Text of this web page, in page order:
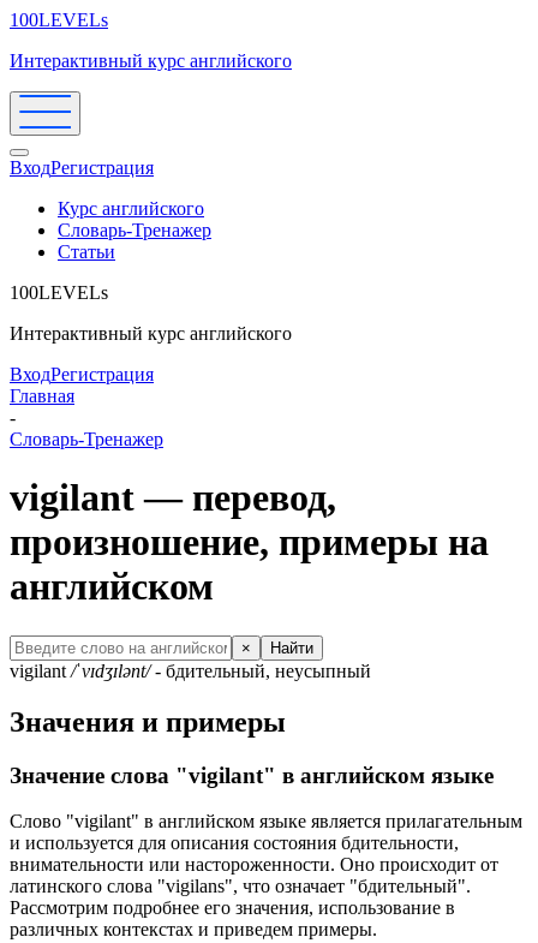
100LEVELs
Интерактивный курс английского
ВходРегистрация
Курс английского
Словарь-Тренажер
Статьи
100LEVELs
Интерактивный курс английского
ВходРегистрация
Главная
-
Словарь-Тренажер
vigilant — перевод,
произношение, примеры на
английском
× Найти
vigilant /ˈvɪdʒɪlənt/- бдительный, неусыпный
Значения и примеры
Значение слова "vigilant" в английском языке
Слово "vigilant" в английском языке является прилагательным
и используется для описания состояния бдительности,
внимательности или настороженности. Оно происходит от
латинского слова "vigilans", что означает "бдительный".
Рассмотрим подробнее его значения, использование в
различных контекстах и приведем примеры.